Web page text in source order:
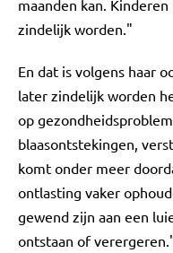
maanden kan.
zindelijk worden."
En dat is volgens haar
later zindelijk worden
op
blaasontstekingen,
komt onder meer
ontlasting vaker
gewend zijn aan een
ontstaan of